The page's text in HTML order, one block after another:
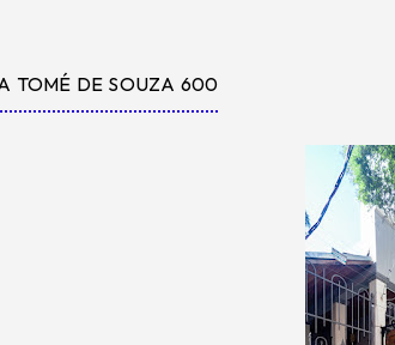
TOMÉ DE SOUZA 600